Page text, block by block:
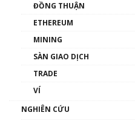
Phổ cập
thống & Crypto
ĐỒNG THUẬN
ETHEREUM
MINING
SÀN GIAO DỊCH
TRADE
VÍ
NGHIÊN CỨU